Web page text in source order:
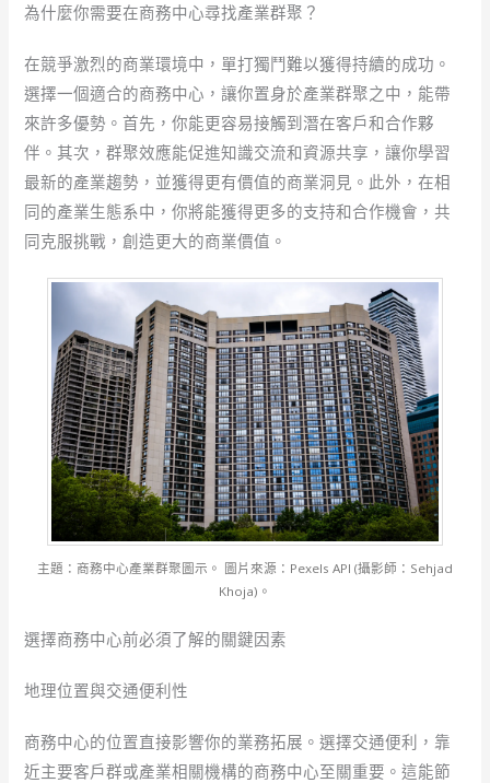
為什麼你需要在商務中心尋找產業群聚？
在競爭激烈的商業環境中，單打獨鬥難以獲得持續的成功。
選擇一個適合的商務中心，讓你置身於產業群聚之中，能帶
來許多優勢。首先，你能更容易接觸到潛在客戶和合作夥
伴。其次，群聚效應能促進知識交流和資源共享，讓你學習
最新的產業趨勢，並獲得更有價值的商業洞見。此外，在相
同的產業生態系中，你將能獲得更多的支持和合作機會，共
同克服挑戰，創造更大的商業價值。
主題：商務中心產業群聚圖示。 圖片來源：Pexels API (攝影師：Sehjad
Khoja)。
選擇商務中心前必須了解的關鍵因素
地理位置與交通便利性
商務中心的位置直接影響你的業務拓展。選擇交通便利，靠
近主要客戶群或產業相關機構的商務中心至關重要。這能節